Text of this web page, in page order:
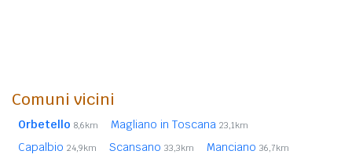
Comuni vicini
Orbetello 8,6km Magliano in Toscana 23,1km
Capalbio 24,9km Scansano 33,3km Manciano 36,7km